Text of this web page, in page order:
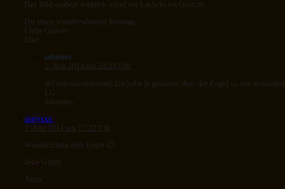
Das Bild zaubert wirklich sofort ein Lächeln ins Gesicht..
Dir einen wunderschönen Sonntag..
Liebe Grüsse
Elke
sabienes
2. Juni 2014 um 22:33 Uhr
@Gedankenkruemel: Ich habe ja gestaunt, dass der Engel so nett
LG
Sabienes
annyxxx
1. Juni 2014 um 17:22 Uhr
Wunderschön dein Engel 🙂
liebe Grüße
Anita